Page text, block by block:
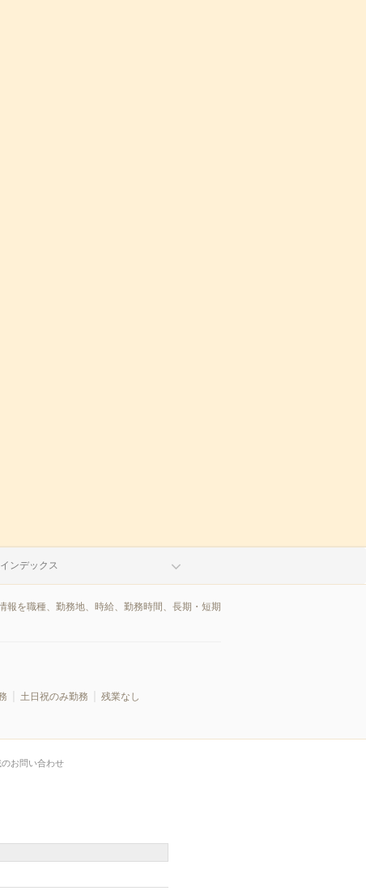
ンデックス
を職種、勤務地、時給、勤務時間、長期・短期
土日祝のみ勤務
残業なし
お問い合わせ